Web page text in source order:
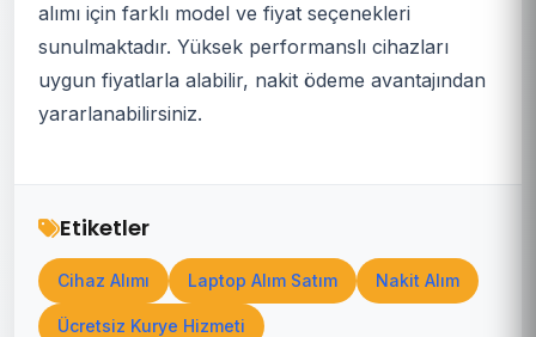
alımı için farklı model ve fiyat seçenekleri
sunulmaktadır. Yüksek performanslı cihazları
uygun fiyatlarla alabilir, nakit ödeme avantajından
yararlanabilirsiniz.
Etiketler
Cihaz Alımı Laptop Alım Satım Nakit Alım
Ücretsiz Kurye Hizmeti